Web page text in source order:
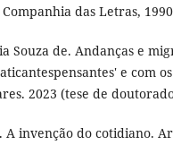
das Letras,
Souza de. Andanças e
e com
2023 (tese de
A invenção do cotidiano.